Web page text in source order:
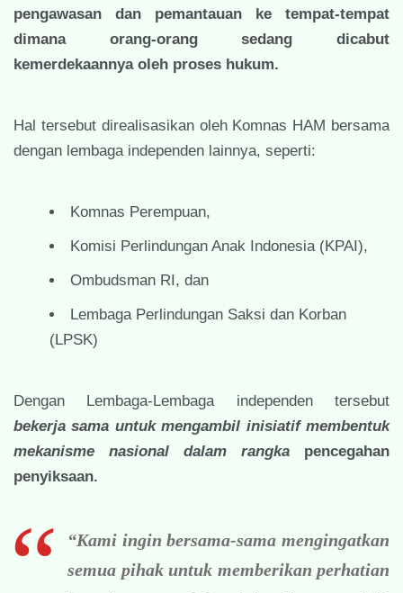
pengawasan dan pemantauan ke tempat-tempat
dimana orang-orang sedang dicabut
kemerdekaannya oleh proses hukum.
Hal tersebut direalisasikan oleh Komnas HAM bersama
dengan lembaga independen lainnya, seperti:
Komnas Perempuan,
Komisi Perlindungan Anak Indonesia (KPAI),
Ombudsman RI, dan
Lembaga Perlindungan Saksi dan Korban
(LPSK)
Dengan Lembaga-Lembaga independen tersebut
bekerja sama untuk mengambil inisiatif membentuk
mekanisme nasional dalam rangka pencegahan
penyiksaan.
“Kami ingin bersama-sama mengingatkan
semua pihak untuk memberikan perhatian